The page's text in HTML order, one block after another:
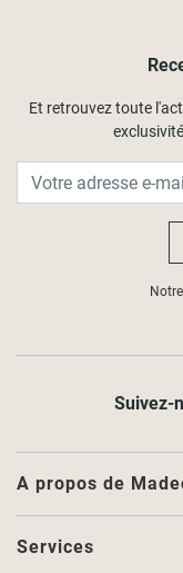
A propos de
Services
Et retrouvez toute
Suivez-